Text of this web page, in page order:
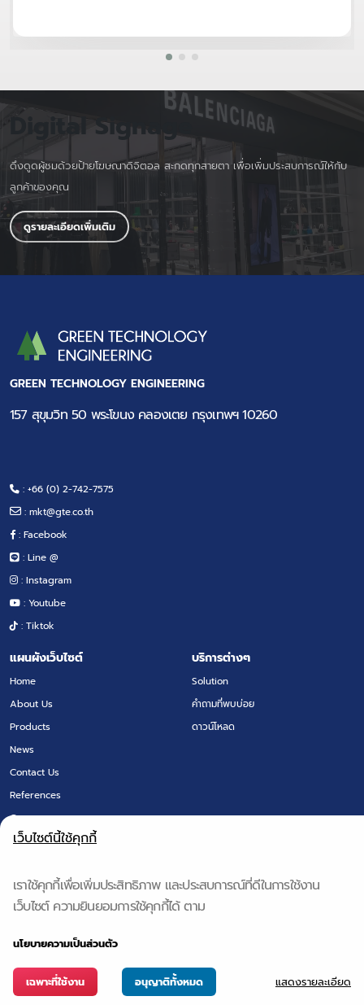
Digital Signage
ดึงดูดผู้ชมด้วยป้ายโฆษณาดิจิตอล สะกดทุกสายตา เพื่อเพิ่มประสบการณ์ให้กับ
ลูกค้าของคุณ
ดูรายละเอียดเพิ่มเติม
GREEN TECHNOLOGY ENGINEERING
157 สุขุมวิท 50 พระโขนง คลองเตย กรุงเทพฯ 10260
: +66 (0) 2-742-7575
: mkt@gte.co.th
: Facebook
: Line @
: Instagram
: Youtube
: Tiktok
แผนผังเว็บไซต์
Home
About Us
Products
News
Contact Us
References
Careers
บริการต่างๆ
Solution
คำถามที่พบบ่อย
ดาวน์โหลด
INFOBIT
KRAMER
POLY-M
HIKVISION
เว็บไซต์นี้ใช้คุกกี้
เราใช้คุกกี้เพื่อเพิ่มประสิทธิภาพ และประสบการณ์ที่ดีในการใช้งาน
เว็บไซต์ ความยินยอมการใช้คุกกี้ได้ ตาม
นโยบายความเป็นส่วนตัว
เฉพาะที่ใช้งาน อนุญาติทั้งหมด แสดงรายละเอียด